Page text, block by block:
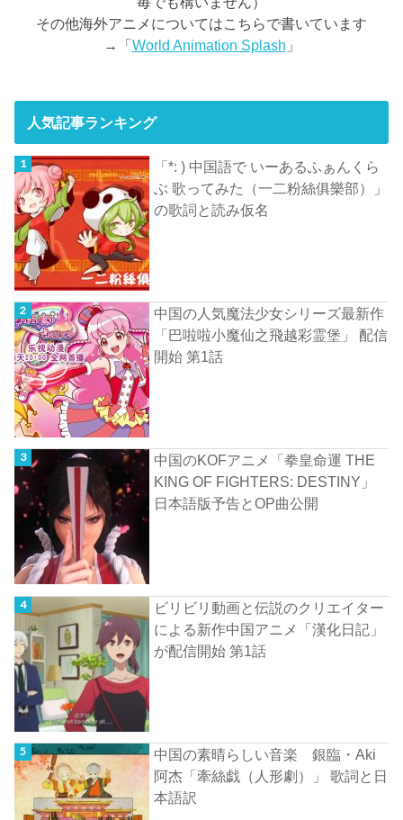
その他海外アニメについてはこちらで書いています
→「World Animation Splash 」
人気記事ランキング
「*: ) 中国語で いーあるふぁんくら
ぶ 歌ってみた（一二粉絲俱樂部）」
の歌詞と読み仮名
中国の人気魔法少女シリーズ最新作
「巴啦啦小魔仙之飛越彩霊堡」 配信
開始 第1話
中国のKOFアニメ「拳皇命運 THE
KING OF FIGHTERS: DESTINY」
日本語版予告とOP曲公開
ビリビリ動画と伝説のクリエイター
による新作中国アニメ「漢化日記」
が配信開始 第1話
中国の素晴らしい音楽 銀臨・Aki
阿杰「牽絲戯（人形劇）」 歌詞と日
本語訳